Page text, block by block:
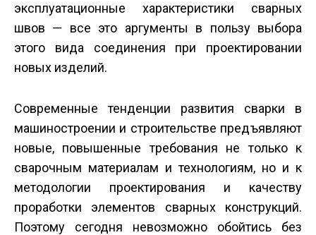
эксплуатационные характеристики сварных
швов — все это аргументы в пользу выбора
этого вида соединения при проектировании
новых изделий.
Современные тенденции развития сварки в
машиностроении и строительстве предъявляют
новые, повышенные требования не только к
сварочным материалам и технологиям, но и к
методологии проектирования и качеству
проработки элементов сварных конструкций.
Поэтому сегодня невозможно обойтись без